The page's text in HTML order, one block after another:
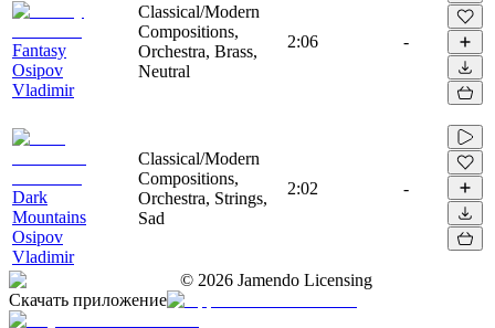
Fantasy
Osipov
Vladimir
Classical/Modern
Compositions,
Orchestra, Brass,
Neutral
2:06 -
Dark
Mountains
Osipov
Vladimir
Classical/Modern
Compositions,
Orchestra, Strings,
Sad
2:02 -
© 2026 Jamendo Licensing
Скачать приложение